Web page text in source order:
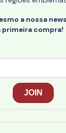
a nossa
primeira compra!